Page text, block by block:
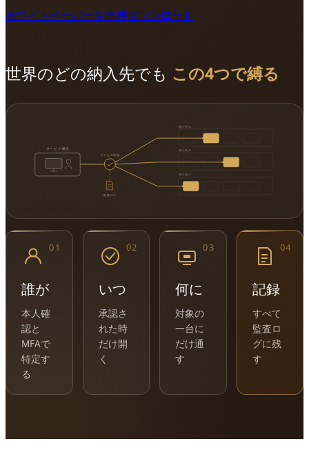
ホワイトペーパーを無料ダウンロード
世界のどの納入先でも この4つで縛る
サービス拠点
アクセス承認
監査ログ
納入先 A
納入先 B
納入先 C
01
誰が
本人確
認と
MFAで
特定す
る
02
いつ
承認さ
れた時
だけ開
く
03
何に
対象の
一台に
だけ通
す
04
記録
すべて
監査ロ
グに残
す